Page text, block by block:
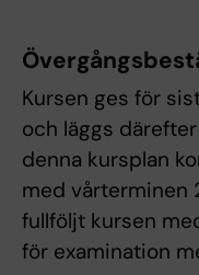
Kursen ges för
och läggs
denna kursplan
med vårterminen
fullföljt kursen
för examination